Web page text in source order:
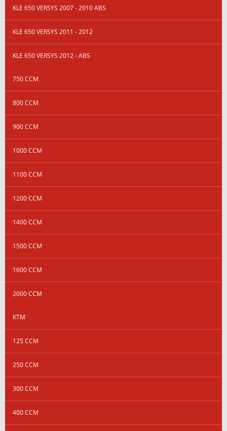
KLE 650 VERSYS 2007 - 2010 ABS
KLE 650 VERSYS 2011 - 2012
KLE 650 VERSYS 2012 - ABS
750 CCM
800 CCM
900 CCM
1000 CCM
1100 CCM
1200 CCM
1400 CCM
1500 CCM
1600 CCM
2000 CCM
KTM
125 CCM
250 CCM
300 CCM
400 CCM